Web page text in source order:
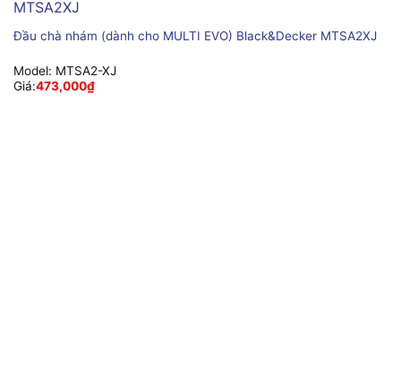
Đầu chà nhám (dành cho MULTI EVO) Black&Decker MTSA2XJ
Model: MTSA2-XJ
Giá:473,000₫